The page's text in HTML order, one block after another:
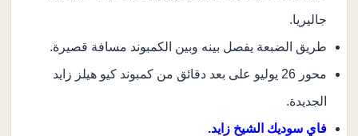
جاليريا.
طريق الضبعة يفصل بينه وبين الكمبوند مسافة قصيرة.
محور 26 يوليو على بعد دقائق من كمبوند كيو هيلز زايد
الجديدة.
فاي سوديك الشيخ زايد.